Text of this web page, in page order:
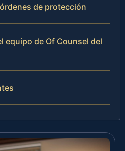
de protección
equipo de Of Counsel del